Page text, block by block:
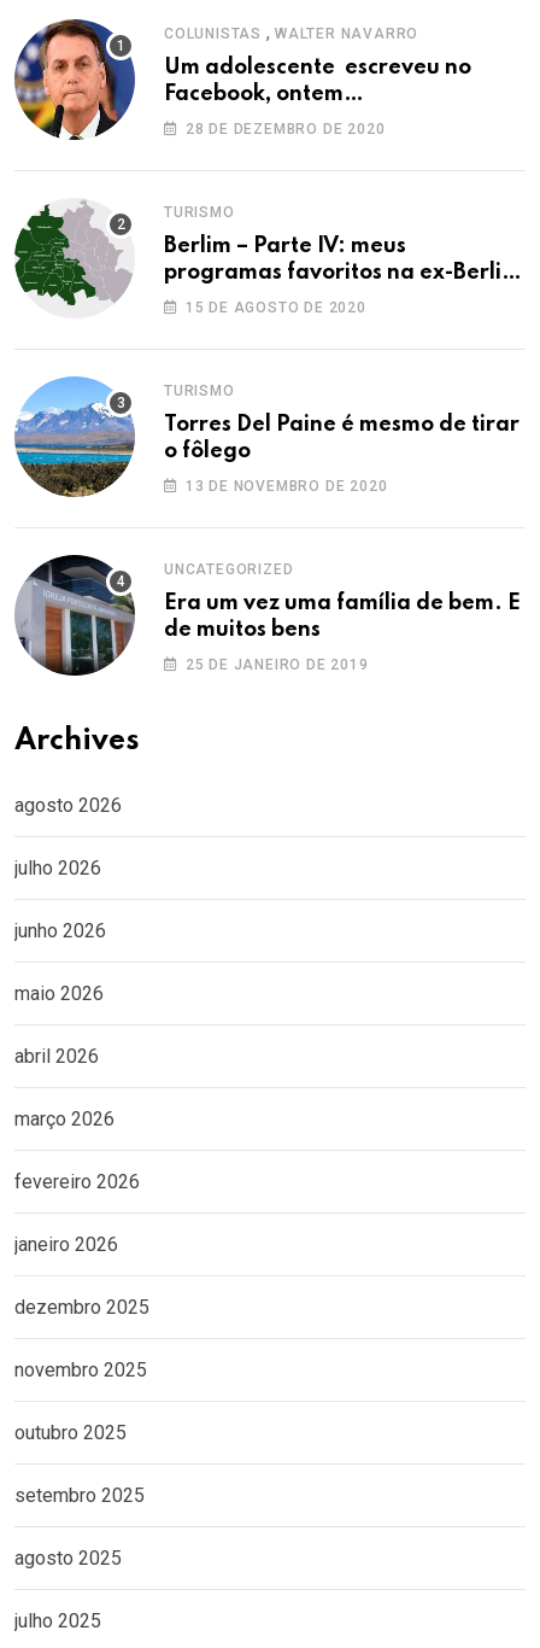
COLUNISTAS , WALTER NAVARRO
Um adolescente escreveu no
Facebook, ontem…
28 DE DEZEMBRO DE 2020
TURISMO
Berlim – Parte IV: meus
programas favoritos na ex-Berlim
Ocidental
15 DE AGOSTO DE 2020
TURISMO
Torres Del Paine é mesmo de tirar
o fôlego
13 DE NOVEMBRO DE 2020
UNCATEGORIZED
Era um vez uma família de bem. E
de muitos bens
25 DE JANEIRO DE 2019
Archives
agosto 2026
julho 2026
junho 2026
maio 2026
abril 2026
março 2026
fevereiro 2026
janeiro 2026
dezembro 2025
novembro 2025
outubro 2025
setembro 2025
agosto 2025
julho 2025